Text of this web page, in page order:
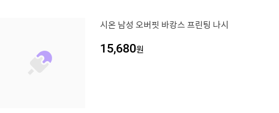
시온 남성 오버핏 바캉스 프린팅 나시
15,680원